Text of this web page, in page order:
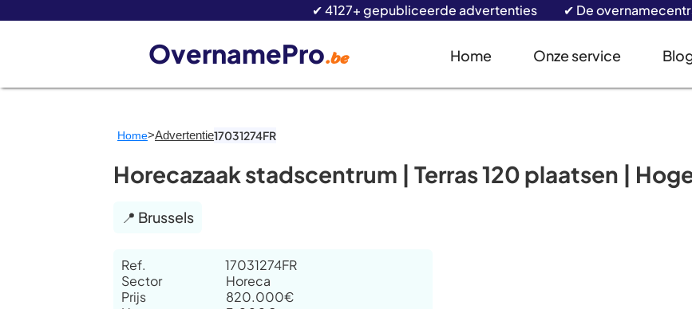
✔ 4127+ gepubliceerde advertenties ✔ De
OvernamePro.be Home Onze service
Home>Advertentie17031274FR
Horecazaak stadscentrum | Terras 120 plaatsen |
📍 Brussels
Ref.
Sector
Prijs
17031274FR
Horeca
820.000€